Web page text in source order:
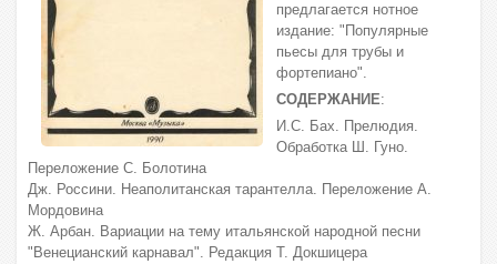
предлагается нотное
издание: "Популярные
пьесы для трубы и
фортепиано".
СОДЕРЖАНИЕ:
И.С. Бах. Прелюдия.
Обработка Ш. Гуно.
Переложение С. Болотина
Дж. Россини. Неаполитанская тарантелла. Переложение А.
Мордовина
Ж. Арбан. Вариации на тему итальянской народной песни
"Венецианский карнавал". Редакция Т. Докшицера